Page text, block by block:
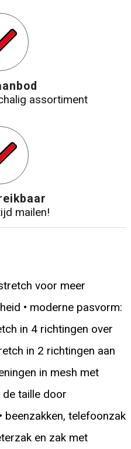
assortiment
mailen!
voor meer
• moderne pasvorm:
in 4 richtingen over
in 2 richtingen aan
in mesh met
de taille door
beenzakken, telefoonzak
en zak met